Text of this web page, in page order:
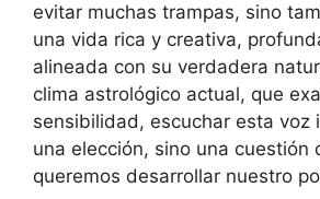
evitar muchas trampas, sino
una vida rica y creativa,
alineada con su verdadera
clima astrológico actual, que
sensibilidad, escuchar esta voz
una elección, sino una cuestión
queremos desarrollar nuestro